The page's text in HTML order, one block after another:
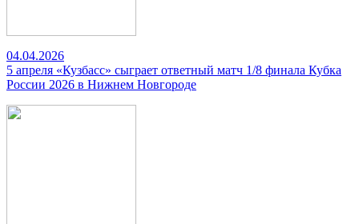
04.04.2026
5 апреля «Кузбасс» сыграет ответный матч 1/8 финала Кубка
России 2026 в Нижнем Новгороде